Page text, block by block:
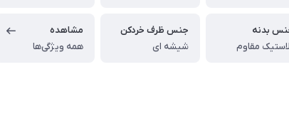
بدنه
مقاوم
جنس ظرف خردکن
شیشه ای
مشاهده
همه ویژگی‌ها